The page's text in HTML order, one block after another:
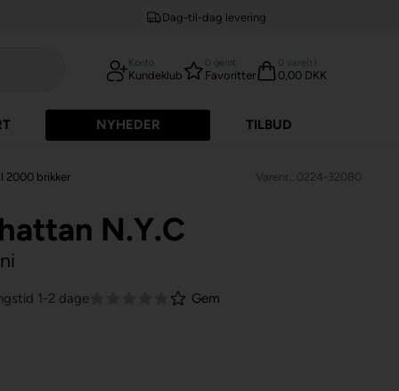
Dag-til-dag levering
Konto
Kundeklub
0 gemt
Favoritter
0 vare(r)
0,00 DKK
NYHEDER TILBUD
2000 brikker Varenr.: 0224-32080
N.Y.C
1-2 dage Gem